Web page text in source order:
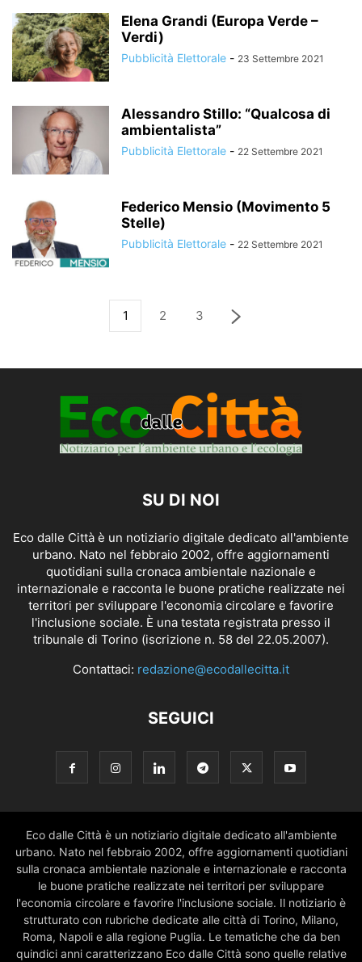
Elena Grandi (Europa Verde –
Verdi)
Pubblicità Elettorale - 23 Settembre 2021
Alessandro Stillo: “Qualcosa di
ambientalista”
Pubblicità Elettorale - 22 Settembre 2021
Federico Mensio (Movimento 5
Stelle)
Pubblicità Elettorale - 22 Settembre 2021
1 2 3
SU DI NOI
Eco dalle Città è un notiziario digitale dedicato all'ambiente
urbano. Nato nel febbraio 2002, offre aggiornamenti
quotidiani sulla cronaca ambientale nazionale e
internazionale e racconta le buone pratiche realizzate nei
territori per sviluppare l'economia circolare e favorire
l'inclusione sociale. È una testata registrata presso il
tribunale di Torino (iscrizione n. 58 del 22.05.2007).
Contattaci: redazione@ecodallecitta.it
SEGUICI
Eco dalle Città è un notiziario digitale dedicato all'ambiente
urbano. Nato nel febbraio 2002, offre aggiornamenti quotidiani
sulla cronaca ambientale nazionale e internazionale e racconta
le buone pratiche realizzate nei territori per sviluppare
l'economia circolare e favorire l'inclusione sociale. Il notiziario è
strutturato con rubriche dedicate alle città di Torino, Milano,
Roma, Napoli e alla regione Puglia. Le tematiche che da ben
quindici anni caratterizzano Eco dalle Città sono quelle relative